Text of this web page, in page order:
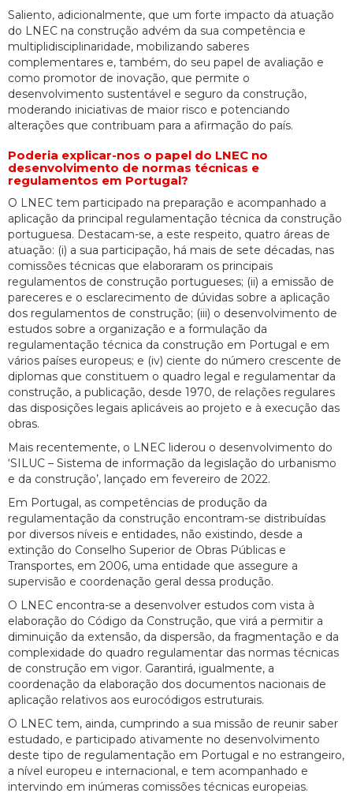
Saliento, adicionalmente, que um forte impacto da atuação
do LNEC na construção advém da sua competência e
multiplidisciplinaridade, mobilizando saberes
complementares e, também, do seu papel de avaliação e
como promotor de inovação, que permite o
desenvolvimento sustentável e seguro da construção,
moderando iniciativas de maior risco e potenciando
alterações que contribuam para a afirmação do país.
Poderia explicar-nos o papel do LNEC no
desenvolvimento de normas técnicas e
regulamentos em Portugal?
O LNEC tem participado na preparação e acompanhado a
aplicação da principal regulamentação técnica da construção
portuguesa. Destacam-se, a este respeito, quatro áreas de
atuação: (i) a sua participação, há mais de sete décadas, nas
comissões técnicas que elaboraram os principais
regulamentos de construção portugueses; (ii) a emissão de
pareceres e o esclarecimento de dúvidas sobre a aplicação
dos regulamentos de construção; (iii) o desenvolvimento de
estudos sobre a organização e a formulação da
regulamentação técnica da construção em Portugal e em
vários países europeus; e (iv) ciente do número crescente de
diplomas que constituem o quadro legal e regulamentar da
construção, a publicação, desde 1970, de relações regulares
das disposições legais aplicáveis ao projeto e à execução das
obras.
Mais recentemente, o LNEC liderou o desenvolvimento do
‘SILUC – Sistema de informação da legislação do urbanismo
e da construção’, lançado em fevereiro de 2022.
Em Portugal, as competências de produção da
regulamentação da construção encontram-se distribuídas
por diversos níveis e entidades, não existindo, desde a
extinção do Conselho Superior de Obras Públicas e
Transportes, em 2006, uma entidade que assegure a
supervisão e coordenação geral dessa produção.
O LNEC encontra-se a desenvolver estudos com vista à
elaboração do Código da Construção, que virá a permitir a
diminuição da extensão, da dispersão, da fragmentação e da
complexidade do quadro regulamentar das normas técnicas
de construção em vigor. Garantirá, igualmente, a
coordenação da elaboração dos documentos nacionais de
aplicação relativos aos eurocódigos estruturais.
O LNEC tem, ainda, cumprindo a sua missão de reunir saber
estudado, e participado ativamente no desenvolvimento
deste tipo de regulamentação em Portugal e no estrangeiro,
a nível europeu e internacional, e tem acompanhado e
intervindo em inúmeras comissões técnicas europeias.